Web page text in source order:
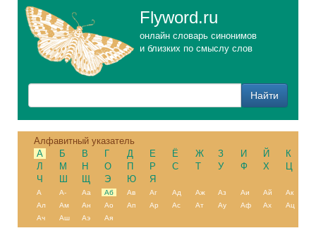
Flyword.ru
онлайн словарь синонимов
и близких по смыслу слов
Алфавитный указатель
А
Б В Г Д Е Ё Ж З И Й
К
Л
М Н О П Р С Т У Ф Х
Ц
Ч
Ш Щ Э Ю Я
А А- Аа Аб Ав Аг Ад Аж Аз Аи Ай
Ак
Ал
Ам Ан Ао Ап Ар Ас Ат Ау Аф Ах
Ац
Ач
Аш Аэ Ая